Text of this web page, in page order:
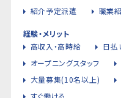
紹介予定派遣
職業
経験・メリット
高収入・高時給
日払
オープニングスタッフ
大量募集(10名以上)
すぐ働ける